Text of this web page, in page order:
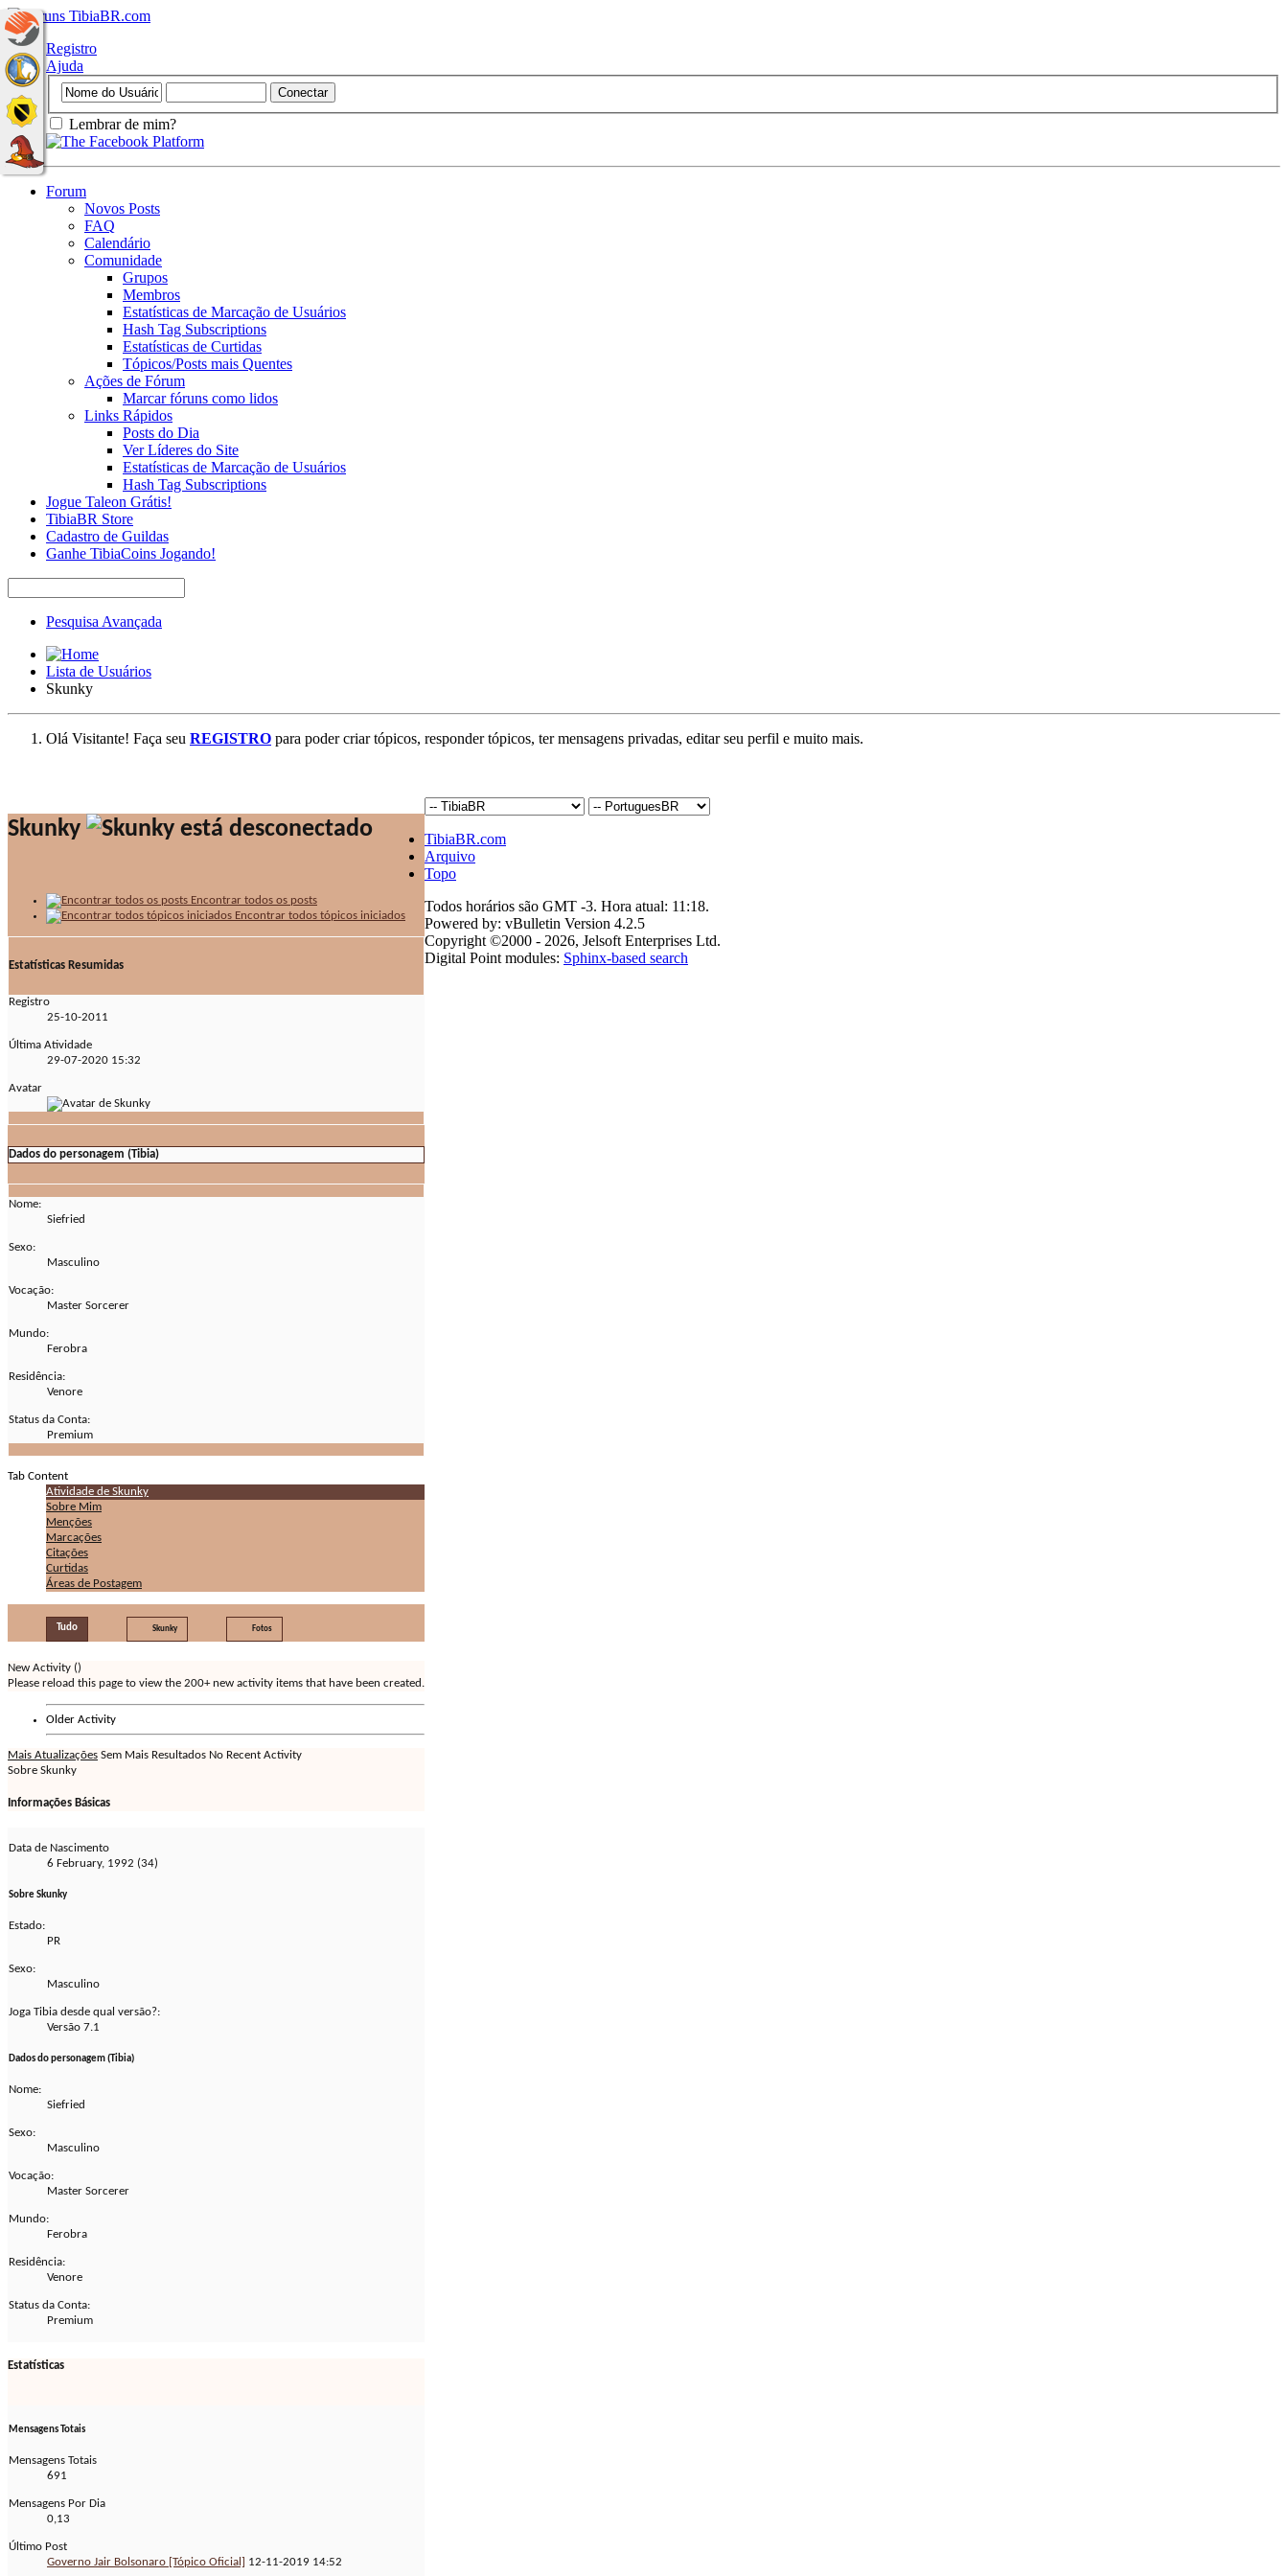
Registro
Ajuda
Lembrar de mim?
Forum
Novos Posts
FAQ
Calendário
Comunidade
Grupos
Membros
Estatísticas de Marcação de Usuários
Hash Tag Subscriptions
Estatísticas de Curtidas
Tópicos/Posts mais Quentes
Ações de Fórum
Marcar fóruns como lidos
Links Rápidos
Posts do Dia
Ver Líderes do Site
Estatísticas de Marcação de Usuários
Hash Tag Subscriptions
Jogue Taleon Grátis!
TibiaBR Store
Cadastro de Guildas
Ganhe TibiaCoins Jogando!
Pesquisa Avançada
Lista de Usuários
Skunky
Olá Visitante! Faça seu REGISTRO para poder criar tópicos, responder tópicos, ter mensagens privadas, editar seu perfil e muito mais.
Skunky
Encontrar todos os posts
Encontrar todos tópicos iniciados
Estatísticas Resumidas
Registro
25-10-2011
Última Atividade
29-07-2020 15:32
Avatar
Dados do personagem (Tibia)
Nome:
Siefried
Sexo:
Masculino
Vocação:
Master Sorcerer
Mundo:
Ferobra
Residência:
Venore
Status da Conta:
Premium
Tab Content
Atividade de Skunky
Sobre Mim
Menções
Marcações
Citações
Curtidas
Áreas de Postagem
Tudo Skunky Fotos
New Activity ()
Please reload this page to view the 200+ new activity items that have been created.
Older Activity
Mais Atualizações Sem Mais Resultados No Recent Activity
Sobre Skunky
Informações Básicas
Data de Nascimento
6 February, 1992 (34)
Sobre Skunky
Estado:
PR
Sexo:
Masculino
Joga Tibia desde qual versão?:
Versão 7.1
Dados do personagem (Tibia)
Nome:
Siefried
Sexo:
Masculino
Vocação:
Master Sorcerer
Mundo:
Ferobra
Residência:
Venore
Status da Conta:
Premium
Estatísticas
Mensagens Totais
Mensagens Totais
691
Mensagens Por Dia
0,13
Último Post
Governo Jair Bolsonaro [Tópico Oficial]
12-11-2019 14:52
TibiaBR.com
Arquivo
Topo
Todos horários são GMT -3. Hora atual: 11:18.
Powered by: vBulletin Version 4.2.5
Copyright ©2000 - 2026, Jelsoft Enterprises Ltd.
Digital Point modules: Sphinx-based search